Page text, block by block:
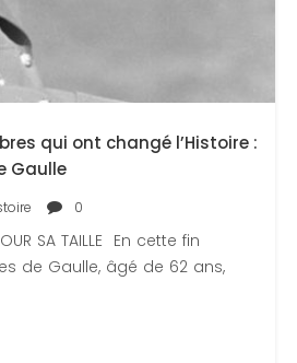
qui ont changé l’Histoire :
Gaulle
0
SA TAILLE En cette fin
de Gaulle, âgé de 62 ans,